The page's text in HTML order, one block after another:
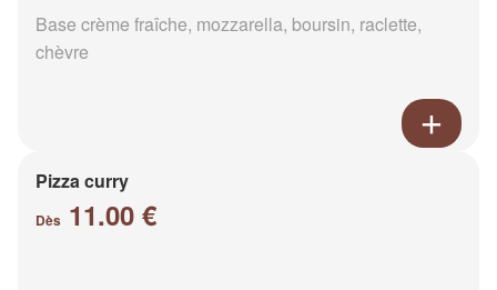
Base crème fraîche, mozzarella, boursin, raclette,
chèvre
Pizza curry
Dès 11.00 €